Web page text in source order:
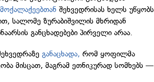
შეხვედრისას ხელს უწყობს
სალომე ზურაბიშვილის მხრიდან
განცხადებები პირველი არაა.
განაცხადა, რომ ყოფილმა
მისცათ, მაგრამ ეთნიკურად სომხებს —